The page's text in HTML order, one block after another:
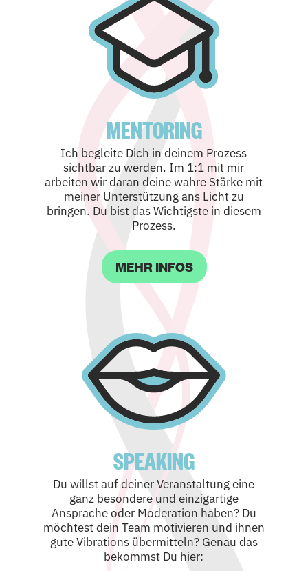
MENTORING
Ich begleite Dich in deinem Prozess
sichtbar zu werden. Im 1:1 mit mir
arbeiten wir daran deine wahre Stärke mit
meiner Unterstützung ans Licht zu
bringen. Du bist das Wichtigste in diesem
Prozess.
MEHR INFOS
SPEAKING
Du willst auf deiner Veranstaltung eine
ganz besondere und einzigartige
Ansprache oder Moderation haben? Du
möchtest dein Team motivieren und ihnen
gute Vibrations übermitteln? Genau das
bekommst Du hier: